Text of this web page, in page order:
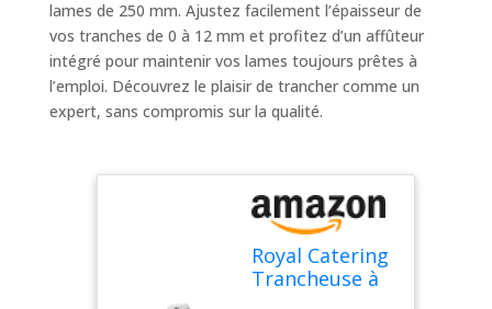
lames de 250 mm. Ajustez facilement l’épaisseur de
vos tranches de 0 à 12 mm et profitez d’un affûteur
intégré pour maintenir vos lames toujours prêtes à
l’emploi. Découvrez le plaisir de trancher comme un
expert, sans compromis sur la qualité.
Royal Catering
Trancheuse à